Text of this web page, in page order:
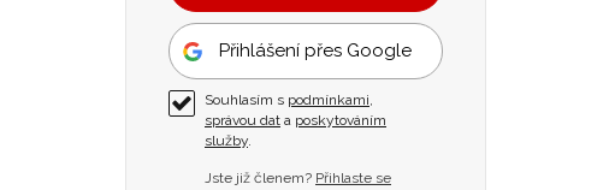
Přihlášení přes Google
Souhlasím s podmínkami,
správou dat a poskytováním
služby.
Jste již členem? Přihlaste se